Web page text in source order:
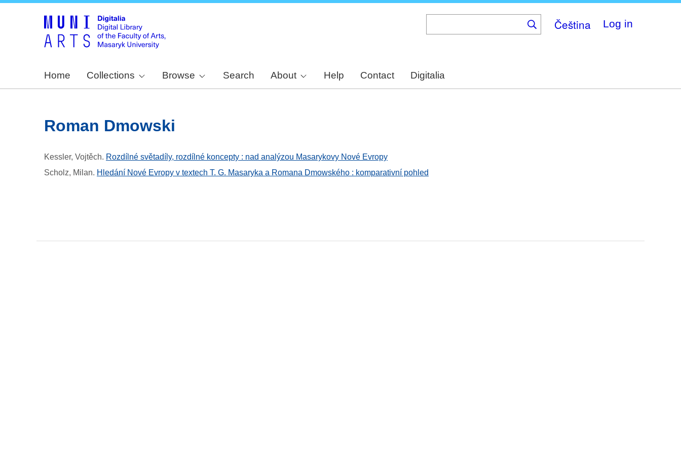
Čeština Log in
Home Collections Browse Search About Help Contact Digitalia
Roman Dmowski
Kessler, Vojtěch. Rozdílné světadíly, rozdílné koncepty : nad analýzou Masarykovy Nové Evropy
Scholz, Milan. Hledání Nové Evropy v textech T. G. Masaryka a Romana Dmowského : komparativní pohled